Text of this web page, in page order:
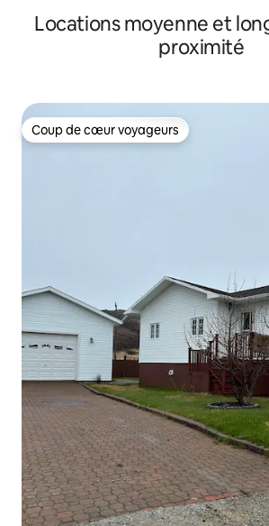
Locations moyenne et
proximité
Coup de cœur voyageurs
Coup de cœur voyageurs